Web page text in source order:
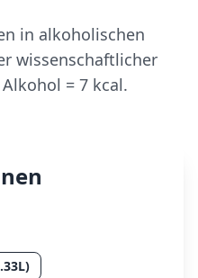
in alkoholischen
wissenschaftlicher
= 7 kcal.